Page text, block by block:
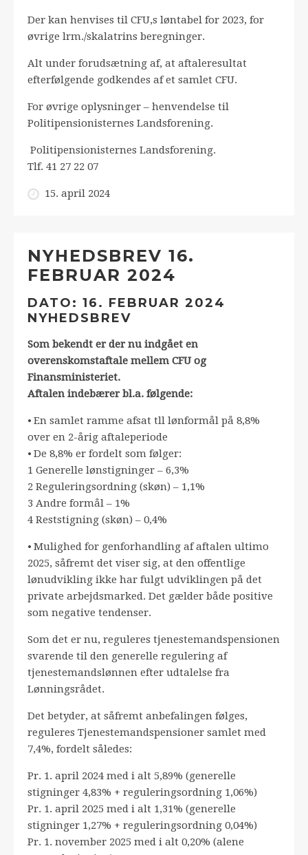
Der kan henvises til CFU,s løntabel for 2023, for
øvrige lrm./skalatrins beregninger.
Alt under forudsætning af, at aftaleresultat
efterfølgende godkendes af et samlet CFU.
For øvrige oplysninger – henvendelse til
Politipensionisternes Landsforening.
Politipensionisternes Landsforening.
Tlf. 41 27 22 07
15. april 2024
NYHEDSBREV 16.
FEBRUAR 2024
DATO: 16. FEBRUAR 2024
NYHEDSBREV
Som bekendt er der nu indgået en
overenskomstaftale mellem CFU og
Finansministeriet.
Aftalen indebærer bl.a. følgende:
⦁ En samlet ramme afsat tll lønformål på 8,8%
over en 2-årig aftaleperiode
⦁ De 8,8% er fordelt som følger:
1 Generelle lønstigninger – 6,3%
2 Reguleringsordning (skøn) – 1,1%
3 Andre formål – 1%
4 Reststigning (skøn) – 0,4%
⦁ Mulighed for genforhandling af aftalen ultimo
2025, såfremt det viser sig, at den offentlige
lønudvikling ikke har fulgt udviklingen på det
private arbejdsmarked. Det gælder både positive
som negative tendenser.
Som det er nu, reguleres tjenestemandspensionen
svarende til den generelle regulering af
tjenestemandslønnen efter udtalelse fra
Lønningsrådet.
Det betyder, at såfremt anbefalingen følges,
reguleres Tjenestemandspensioner samlet med
7,4%, fordelt således:
Pr. 1. april 2024 med i alt 5,89% (generelle
stigninger 4,83% + reguleringsordning 1,06%)
Pr. 1. april 2025 med i alt 1,31% (generelle
stigninger 1,27% + reguleringsordning 0,04%)
Pr. 1. november 2025 med i alt 0,20% (alene